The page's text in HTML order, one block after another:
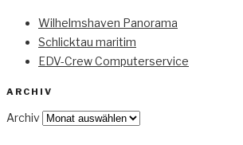
Wilhelmshaven Panorama
Schlicktau maritim
EDV-Crew Computerservice
ARCHIV
Archiv